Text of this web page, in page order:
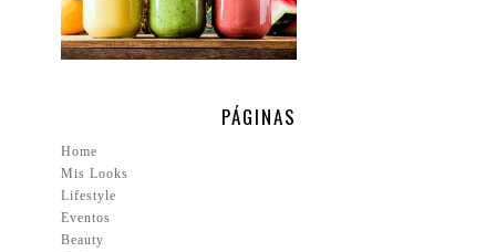
PÁGINAS
Home
Mis Looks
Lifestyle
Eventos
Beauty